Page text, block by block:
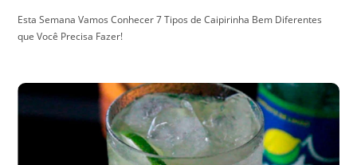
Esta Semana Vamos Conhecer 7 Tipos de Caipirinha Bem Diferentes
que Você Precisa Fazer!